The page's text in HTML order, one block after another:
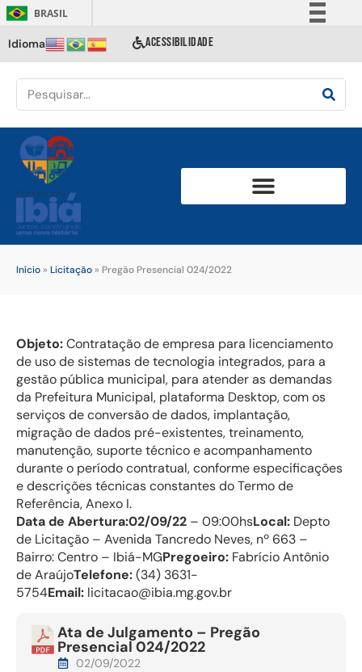
BRASIL
Comunica BR
Acesso à informação
Idioma ACESSIBILIDADE
Início » Licitação » Pregão Presencial 024/2022
Objeto:Contratação de empresa para licenciamento
de uso de sistemas de tecnologia integrados, para a
gestão pública municipal, para atender as demandas
da Prefeitura Municipal, plataforma Desktop, com os
serviços de conversão de dados, implantação,
migração de dados pré-existentes, treinamento,
manutenção, suporte técnico e acompanhamento
durante o período contratual, conforme especificações
e descrições técnicas constantes do Termo de
Referência, Anexo I.
Data de Abertura:02/09/22 – 09:00hsLocal: Depto
de Licitação – Avenida Tancredo Neves, nº 663 –
Bairro: Centro – Ibiá-MGPregoeiro: Fabrício Antônio
de AraújoTelefone:(34) 3631-
5754Email: licitacao@ibia.mg.gov.br
Ata de Julgamento – Pregão
Presencial 024/2022
02/09/2022